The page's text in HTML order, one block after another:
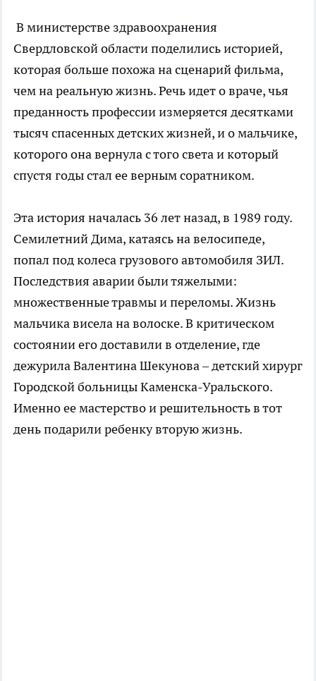
В министерстве здравоохранения
Свердловской области поделились историей,
которая больше похожа на сценарий фильма,
чем на реальную жизнь. Речь идет о враче, чья
преданность профессии измеряется десятками
тысяч спасенных детских жизней, и о мальчике,
которого она вернула с того света и который
спустя годы стал ее верным соратником.
Эта история началась 36 лет назад, в 1989 году.
Семилетний Дима, катаясь на велосипеде,
попал под колеса грузового автомобиля ЗИЛ.
Последствия аварии были тяжелыми:
множественные травмы и переломы. Жизнь
мальчика висела на волоске. В критическом
состоянии его доставили в отделение, где
дежурила Валентина Шекунова – детский хирург
Городской больницы Каменска-Уральского.
Именно ее мастерство и решительность в тот
день подарили ребенку вторую жизнь.